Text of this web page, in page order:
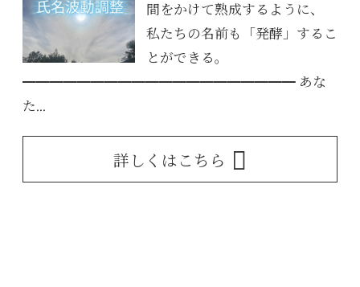
間をかけて熟成するように、
私たちの名前も「発酵」するこ
とができる。
━━━━━━━━━━━━━━━━━━━━ あな
た...
詳しくはこちら